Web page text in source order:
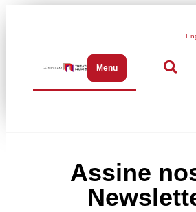
MenuAbrir menu de
Assine